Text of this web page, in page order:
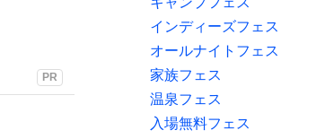
PR
インディーズフェス
オールナイトフェス
家族フェス
温泉フェス
入場無料フェス